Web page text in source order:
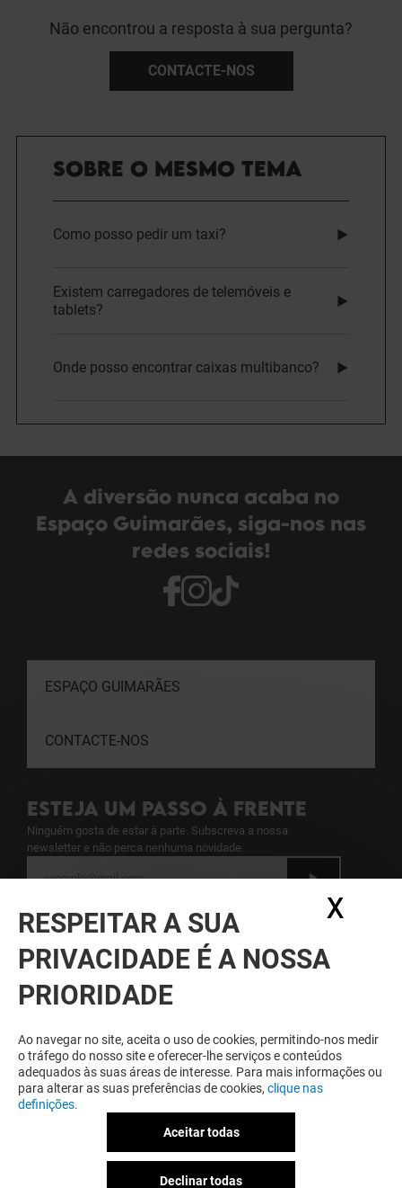
Não encontrou a resposta à sua pergunta?
CONTACTE-NOS
SOBRE O MESMO TEMA
Como posso pedir um taxi?
Existem carregadores de telemóveis e
tablets?
Onde posso encontrar caixas multibanco?
A diversão nunca acaba no
Espaço Guimarães, siga-nos nas
redes sociais!
ESPAÇO GUIMARÃES
CONTACTE-NOS
ESTEJA UM PASSO À FRENTE
Ninguém gosta de estar à parte. Subscreva a nossa
newsletter e não perca nenhuma novidade.
dados pessoais
GANHE SEMPRE POR SER MEMBRO
Seja membro do Espaço Guimarães & Eu para
parceiros.
Termos e Condições de Utilização
Política de Privacidade
Política Energética e Ambiental
RESPEITAR A SUA
PRIVACIDADE É A NOSSA
PRIORIDADE
Ao navegar no site, aceita o uso de cookies, permitindo-nos medir
o tráfego do nosso site e oferecer-lhe serviços e conteúdos
adequados às suas áreas de interesse. Para mais informações ou
para alterar as suas preferências de cookies, clique nas
definições.
Aceitar todas
Declinar todas
X